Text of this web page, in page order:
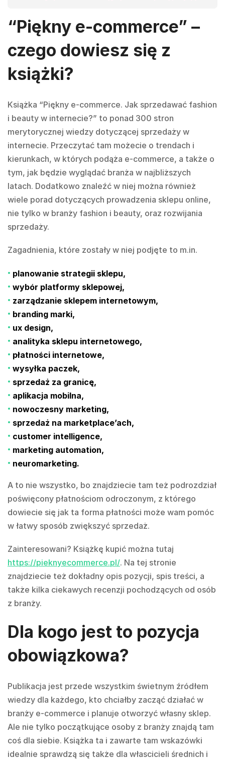
“Piękny e-commerce” –
czego dowiesz się z
książki?
Książka “Piękny e-commerce. Jak sprzedawać fashion
i beauty w internecie?” to ponad 300 stron
merytorycznej wiedzy dotyczącej sprzedaży w
internecie. Przeczytać tam możecie o trendach i
kierunkach, w których podąża e-commerce, a także o
tym, jak będzie wyglądać branża w najbliższych
latach. Dodatkowo znaleźć w niej można również
wiele porad dotyczących prowadzenia sklepu online,
nie tylko w branży fashion i beauty, oraz rozwijania
sprzedaży.
Zagadnienia, które zostały w niej podjęte to m.in.
planowanie strategii sklepu,
wybór platformy sklepowej,
zarządzanie sklepem internetowym,
branding marki,
ux design,
analityka sklepu internetowego,
płatności internetowe,
wysyłka paczek,
sprzedaż za granicę,
aplikacja mobilna,
nowoczesny marketing,
sprzedaż na marketplace’ach,
customer intelligence,
marketing automation,
neuromarketing.
A to nie wszystko, bo znajdziecie tam też podrozdział
poświęcony płatnościom odroczonym, z którego
dowiecie się jak ta forma płatności może wam pomóc
w łatwy sposób zwiększyć sprzedaż.
Zainteresowani? Książkę kupić można tutaj
https://pieknyecommerce.pl/. Na tej stronie
znajdziecie też dokładny opis pozycji, spis treści, a
także kilka ciekawych recenzji pochodzących od osób
z branży.
Dla kogo jest to pozycja
obowiązkowa?
Publikacja jest przede wszystkim świetnym źródłem
wiedzy dla każdego, kto chciałby zacząć działać w
branży e-commerce i planuje otworzyć własny sklep.
Ale nie tylko początkujące osoby z branży znajdą tam
coś dla siebie. Książka ta i zawarte tam wskazówki
idealnie sprawdzą się także dla włascicieli średnich i